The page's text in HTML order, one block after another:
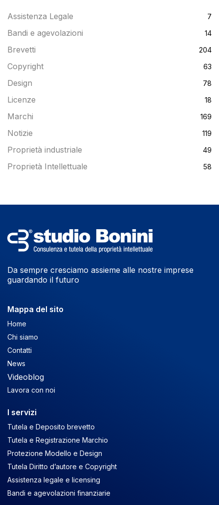
Assistenza Legale 7
Bandi e agevolazioni 14
Brevetti 204
Copyright 63
Design 78
Licenze 18
Marchi 169
Notizie 119
Proprietà industriale 49
Proprietà Intellettuale 58
Da sempre cresciamo assieme alle nostre imprese
guardando il futuro
Mappa del sito
Home
Chi siamo
Contatti
News
Videoblog
Lavora con noi
I servizi
Tutela e Deposito brevetto
Tutela e Registrazione Marchio
Protezione Modello e Design
Tutela Diritto d’autore e Copyright
Assistenza legale e licensing
Bandi e agevolazioni finanziarie